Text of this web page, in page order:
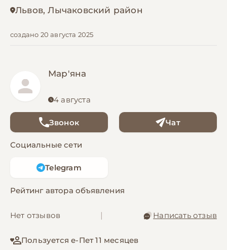
Львов, Лычаковский район
создано 20 августа 2025
Мар'яна
4 августа
Звонок Чат
Социальные сети
Telegram
Рейтинг автора объявления
Нет отзывов Написать отзыв
Пользуется е-Пет 11 месяцев